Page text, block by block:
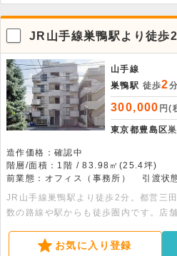
JR山手線巣鴨駅より徒歩
山手線
巣鴨駅 徒歩2分
300,000 円(
東京都豊島区
造作価格：確認中
階層/面積：1階 / 83.98㎡(25.4坪)
前業態：オフィス（事務所）
引渡状
JR山手線巣鴨駅より徒歩2分。都営三
数の路線や駅からも徒歩圏内です。店
お気に入り登録